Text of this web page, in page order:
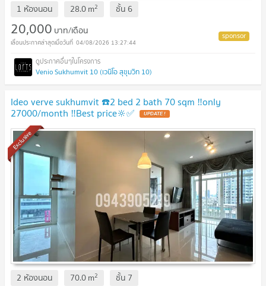
1 ห้องนอน 28.0m2 ชั้น 6
20,000 บาท/เดือน
04/08/2026 13:27:44
Venio Sukhumvit 10 (เวนิโอ สุขุมวิท 10)
Ideo verve sukhumvit ☎️2 bed 2 bath 70 sqm ‼️only
27000/month ‼️Best price🔆✅ UPDATE !
Exclusive
2 ห้องนอน 70.0m2 ชั้น 7